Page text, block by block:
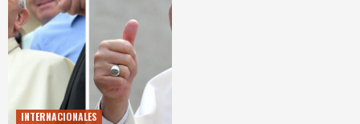
INTERNACIONALES